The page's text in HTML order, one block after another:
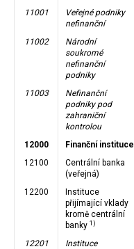
11001
Veřejné podniky
nefinanční
11002
Národní
soukromé
nefinanční
podniky
11003
Nefinanční
podniky pod
zahraniční
kontrolou
12000 Finanční instituce
12100
Centrální banka
(veřejná)
12200
Instituce
přijímající vklady
kromě centrální
banky 1)
12201
Instituce